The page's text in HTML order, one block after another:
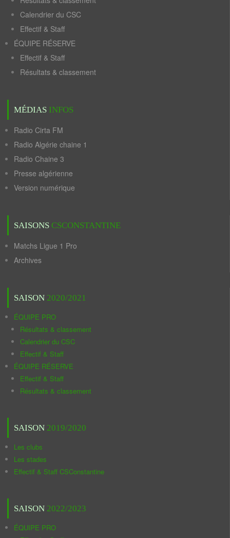
Calendrier du CSC
Effectif & Staff
ÉQUIPE RÉSERVE
Effectif & Staff
Résultats & classement
MÉDIAS INFOS
Radio Cirta FM
Radio Algérie chaine 1
Radio Chaine 3
Presse algérienne
Version numérique
SAISONS CSCONSTANTINE
Matchs Ligue 1 Pro
Archives
SAISON 2020/2021
ÉQUIPE PRO
Résultats & classement
Calendrier du CSC
Effectif & Staff
ÉQUIPE RÉSERVE
Effectif & Staff
Résultats & classement
SAISON 2019/2020
Les clubs
Les stades
Effectif & Staff CSConstantine
SAISON 2022/2023
ÉQUIPE PRO